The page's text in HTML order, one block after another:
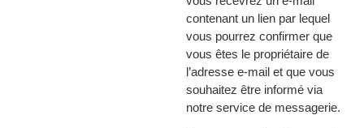
contenant un lien par lequel
vous pourrez confirmer que
vous êtes le propriétaire de
l’adresse e-mail et que vous
souhaitez être informé via
notre service de messagerie.